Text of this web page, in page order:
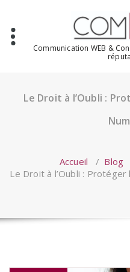
contenu
Communication WEB &
Le Droit à l’Oubli :
Accueil / Blog
Le Droit à l’Oubli : Protéger